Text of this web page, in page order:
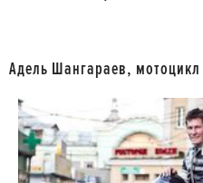
Адель Шангараев, мотоцикл